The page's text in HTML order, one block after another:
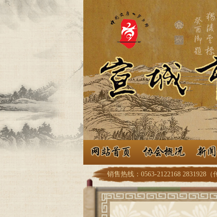
销售热线：0563-2122168 2831928（